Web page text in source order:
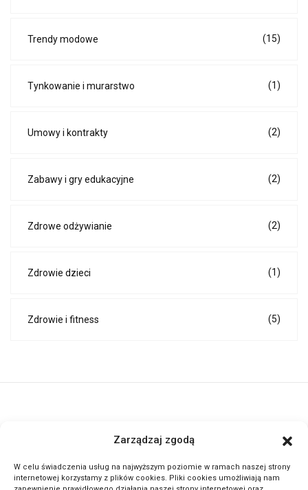
Zarządzaj zgodą
W celu świadczenia usług na najwyższym poziomie w ramach naszej strony
internetowej korzystamy z plików cookies. Pliki cookies umożliwiają nam
Trendy modowe (15)
Tynkowanie i murarstwo (1)
Umowy i kontrakty (2)
Zabawy i gry edukacyjne (2)
Zdrowe odżywianie (2)
Zdrowie dzieci (1)
Zdrowie i fitness (5)
informacji na przeróżne tematy. Dołącz do naszej społeczności,